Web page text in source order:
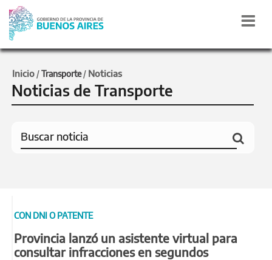
Inicio /Transporte/ Noticias
Noticias de Transporte
CON DNI O PATENTE
Provincia lanzó un asistente virtual para
consultar infracciones en segundos